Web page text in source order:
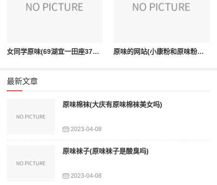
女同学原味(69湖宜一田座37345800047这是我女同学发给我的。我不知道什么意思。求解。我叫顾鑫) 原味的网站(小康粉和原味粉的区别)
最新文章
原味棉袜(大庆有原味棉袜美女吗)
2023-04-08
原味袜子(原味袜子是酸臭吗)
2023-04-08